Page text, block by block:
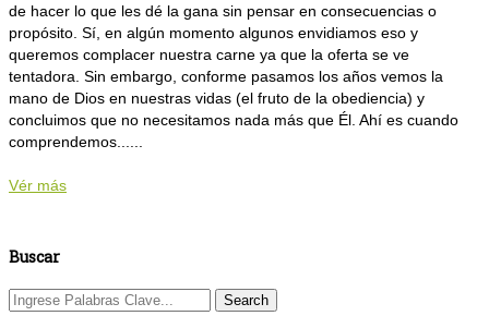
de hacer lo que les dé la gana sin pensar en consecuencias o
propósito. Sí, en algún momento algunos envidiamos eso y
queremos complacer nuestra carne ya que la oferta se ve
tentadora. Sin embargo, conforme pasamos los años vemos la
mano de Dios en nuestras vidas (el fruto de la obediencia) y
concluimos que no necesitamos nada más que Él. Ahí es cuando
comprendemos......
Vér más
Buscar